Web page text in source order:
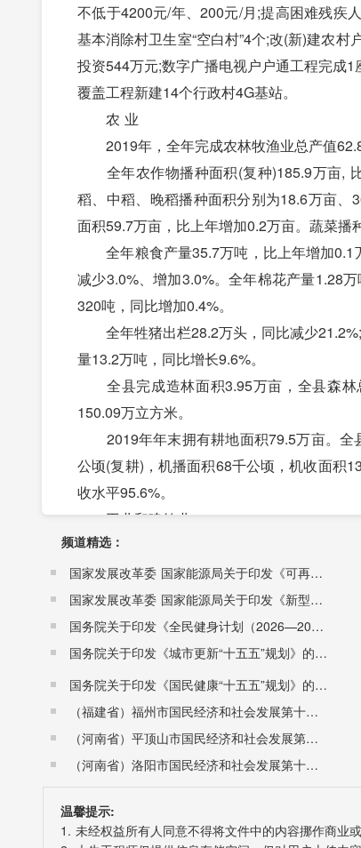
不低于4200元/年、200元/月;提高困难残疾
基本消除村卫生室“空白村”4个;改(新)建农
投资544万元;数字广播电视户户通工程完成
覆盖工程新建14个行政村4G基站。
农 业
2019年，全年完成农林牧渔业总产值62.8
全年农作物播种面积(复种)185.9万亩,
稻、中稻、晚稻播种面积分别为18.6万亩
面积59.7万亩，比上年增加0.2万亩。蔬菜播
全年粮食产量35.7万吨，比上年增加0.1
减少3.0%、增加3.0%。全年棉花产量1.28
320吨，同比增加0.4%。
全年牲猪出栏28.2万头，同比减少21.2%;
量13.2万吨，同比增长9.6%。
全县完成造林面积3.95万亩，全县森林
150.09万立方米。
2019年年末拥有耕地面积79.5万亩。全
公顷(复耕)，机播面积68千公顷，机收面积
收水平95.6%。
工业和建筑业
2019年，全县工业完成增加值27.9亿元
7.6%;规模以下工业企业完成增加值4.7亿元
全县有资质以上建筑业企业15家，其中，
固定资产投资
2019年，完成全社会固定资产投资85.1
264.1%。商品房屋销售面积22.0万平方米，
国内贸易
2019年，全县社会消费品零售总额86.9亿
消费品零售额14.1亿元，同比增加10.1%;限
10.2%。
交通运输、邮电通信业
2018年，全县完成交通运输、仓储和邮政
频道精选：
国家发展改革委 国家能源局关于印发《可再生能源发展“十五五”规划》的通知 （发改能源〔2026〕1067号）
国家发展改革委 国家能源局关于印发《新型电力系统建设“十五五”规划》的通知​ （发改能源〔2026〕942号）
国务院关于印发《全民健身计划（2026—2030年）》的通知 （国发〔2026〕26号）
国务院关于印发《城市更新“十五五”规划》的通知（国发〔2026〕12号）
国务院关于印发《国民健康“十五五”规划》的通知 （国发〔2026〕23号）
（福建省）福州市国民经济和社会发展第十五个五年规划纲要
（河南省）平顶山市国民经济和社会发展第十五个五年规划纲要
（河南省）洛阳市国民经济和社会发展第十五个五年规划纲要
温馨提示:
1. 未经权益所有人同意不得将文件中的内容挪作商业或